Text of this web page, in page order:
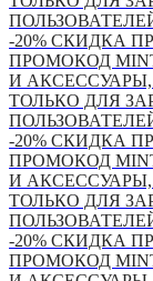
-20% СКИДКА
ПРОМОКОД
И
ТОЛЬКО ДЛЯ
-20% СКИДКА
ПРОМОКОД
И
ТОЛЬКО ДЛЯ
-20% СКИДКА
ПРОМОКОД